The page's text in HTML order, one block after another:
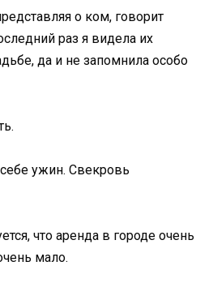
о ком, говорит
раз я видела их
да и не запомнила особо
ужин. Свекровь
что аренда в городе очень
мало.